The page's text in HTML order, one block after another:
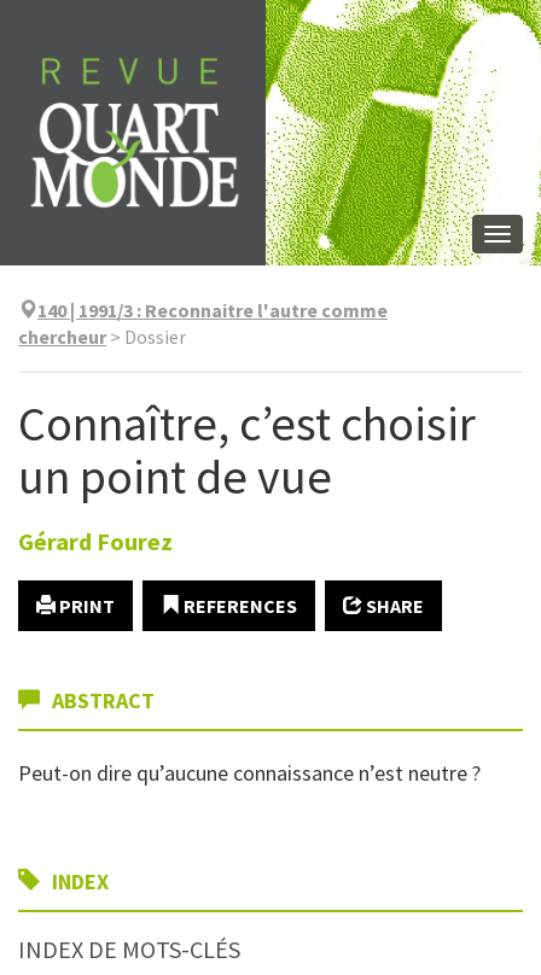
content
140 | 1991/3 : Reconnaitre l'autre comme
chercheur> Dossier
Connaître, c’est choisir
un point de vue
Gérard Fourez
PRINT REFERENCES SHARE
ABSTRACT
Peut-on dire qu’aucune connaissance n’est neutre ?
INDEX
INDEX DE MOTS-CLÉS